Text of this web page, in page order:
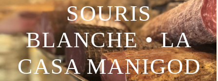
SOURIS
BLANCHE • LA
CASA MANIGOD